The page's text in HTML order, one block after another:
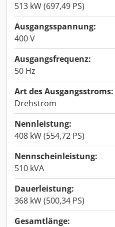
513 kW (697,49 PS)
Ausgangsspannung:
400 V
Ausgangsfrequenz:
50 Hz
Art des Ausgangsstroms:
Drehstrom
Nennleistung:
408 kW (554,72 PS)
Nennscheinleistung:
510 kVA
Dauerleistung:
368 kW (500,34 PS)
Gesamtlänge: